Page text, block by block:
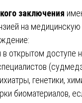
заключения
на
открытом доступе
генетики,
биоматериалов,